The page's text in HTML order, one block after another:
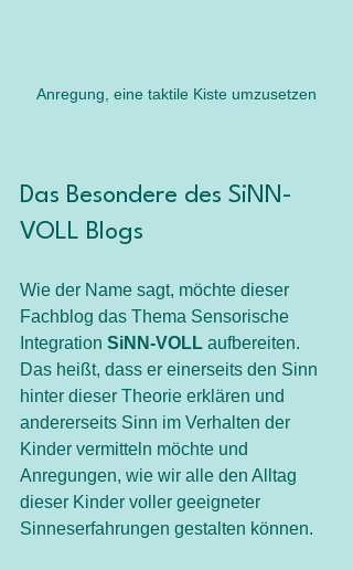
Anregung, eine taktile Kiste umzusetzen
Das Besondere des SiNN-
VOLL Blogs
Wie der Name sagt, möchte dieser
Fachblog das Thema Sensorische
Integration SiNN-VOLL aufbereiten.
Das heißt, dass er einerseits den Sinn
hinter dieser Theorie erklären und
andererseits Sinn im Verhalten der
Kinder vermitteln möchte und
Anregungen, wie wir alle den Alltag
dieser Kinder voller geeigneter
Sinneserfahrungen gestalten können.